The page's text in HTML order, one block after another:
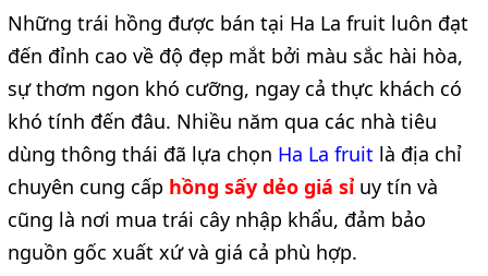
Những trái hồng được bán tại Ha La fruit luôn đạt
đến đỉnh cao về độ đẹp mắt bởi màu sắc hài hòa,
sự thơm ngon khó cưỡng, ngay cả thực khách có
khó tính đến đâu. Nhiều năm qua các nhà tiêu
dùng thông thái đã lựa chọn Ha La fruit là địa chỉ
chuyên cung cấp hồng sấy dẻo giá sỉ uy tín và
cũng là nơi mua trái cây nhập khẩu, đảm bảo
nguồn gốc xuất xứ và giá cả phù hợp.